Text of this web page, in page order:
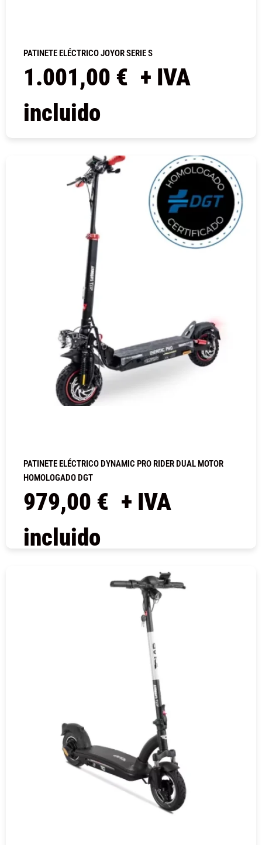
PATINETE ELÉCTRICO JOYOR SERIE S
1.001,00 € + IVA
incluido
PATINETE ELÉCTRICO DYNAMIC PRO RIDER DUAL MOTOR
HOMOLOGADO DGT
979,00 € + IVA
incluido